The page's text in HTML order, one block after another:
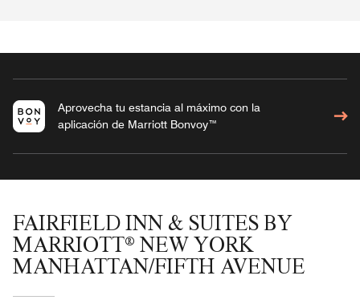
Aprovecha tu estancia al máximo con la
aplicación de Marriott Bonvoy™
FAIRFIELD INN & SUITES BY
MARRIOTT® NEW YORK
MANHATTAN/FIFTH AVENUE